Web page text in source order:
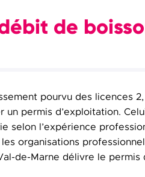
de
pourvu des licences
permis d’exploitation.
selon l’expérience
organisations
de-Marne délivre le permis